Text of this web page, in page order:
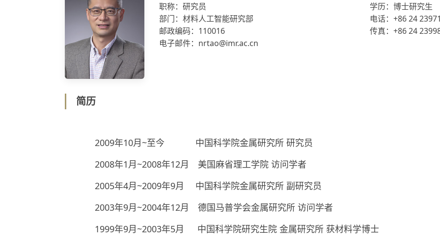
职称：研究员
学历：博士研究生
部门：材料人工智能研究部
电话：+86 24
邮政编码：110016
传真：+86 24
电子邮件：nrtao@imr.ac.cn
简历
2009年10月~至今 中国科学院金属研究所 研究员
2008年1月~2008年12月 美国麻省理工学院 访问学者
2005年4月~2009年9月 中国科学院金属研究所 副研究员
2003年9月~2004年12月 德国马普学会金属研究所 访问学者
1999年9月~2003年5月 中国科学院研究生院 金属研究所 获材料学博士